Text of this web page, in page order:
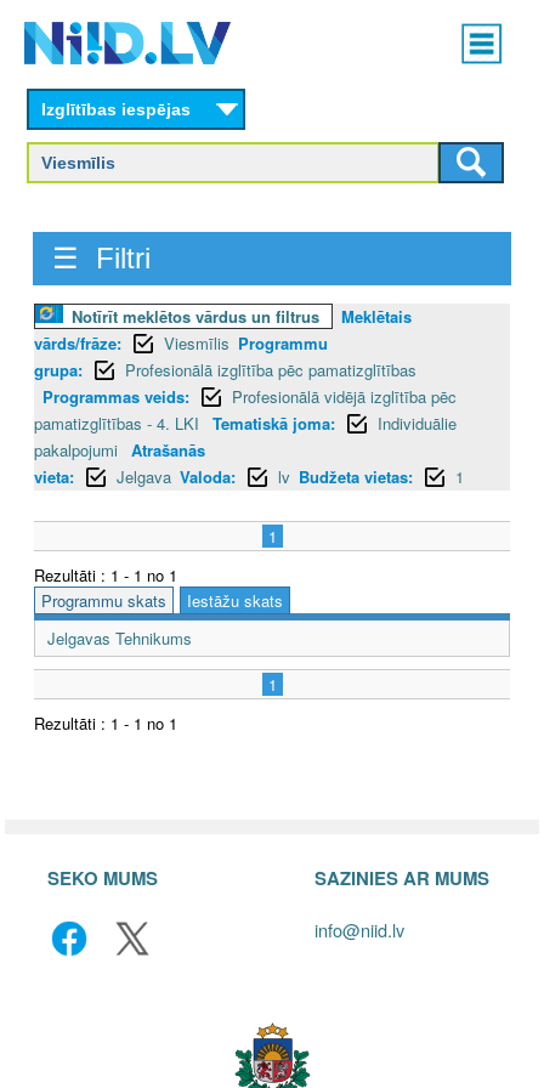
content
Main
menu
Izglītības iespējas
☰ Filtri
Notīrīt meklētos vārdus un filtrus
Meklētais
vārds/frāze:
Viesmīlis Programmu
grupa:
Profesionālā izglītība pēc pamatizglītības
Programmas veids:
Profesionālā vidējā izglītība pēc
pamatizglītības - 4. LKI
Tematiskā joma:
Individuālie
pakalpojumi
Atrašanās
vieta:
Jelgava Valoda: lv Budžeta vietas: 1
1
Rezultāti : 1 - 1 no 1
Programmu skats
Iestāžu skats
Jelgavas Tehnikums
1
Rezultāti : 1 - 1 no 1
SEKO MUMS SAZINIES AR MUMS
info@niid.lv